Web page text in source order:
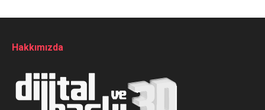
Hakkımızda